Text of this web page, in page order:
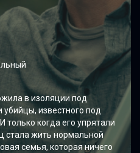
в изоляции под
известного под
когда его упрятали
стала жить нормальной
семья, которая ничего